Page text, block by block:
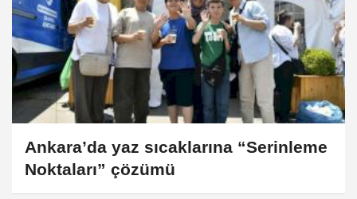
Ankara’da yaz sıcaklarına “Serinleme
Noktaları” çözümü